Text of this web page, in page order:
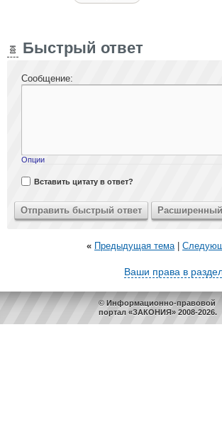
Быстрый ответ
Сообщение:
Опции
Вставить цитату в ответ?
« Предыдущая тема|
Ваши права в
© Информационно-правовой
портал «ЗАКОНИЯ» 2008-2026.